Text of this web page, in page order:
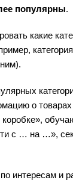
популярны.
какие
о
коробке»,
с … на …»,
интересам и